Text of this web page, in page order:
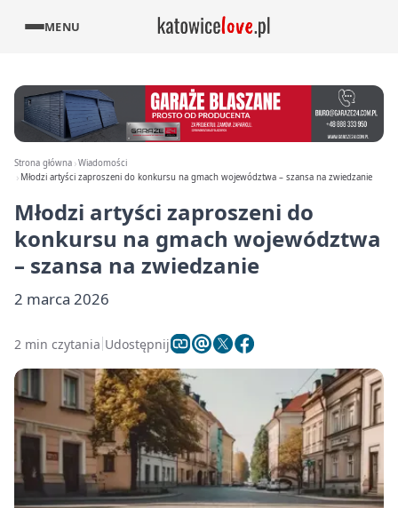
MENU
Strona główna Wiadomości
Młodzi artyści zaproszeni do konkursu na gmach województwa – szansa na zwiedzanie
Młodzi artyści zaproszeni do
konkursu na gmach województwa
– szansa na zwiedzanie
2 marca 2026
2 min czytania Udostępnij